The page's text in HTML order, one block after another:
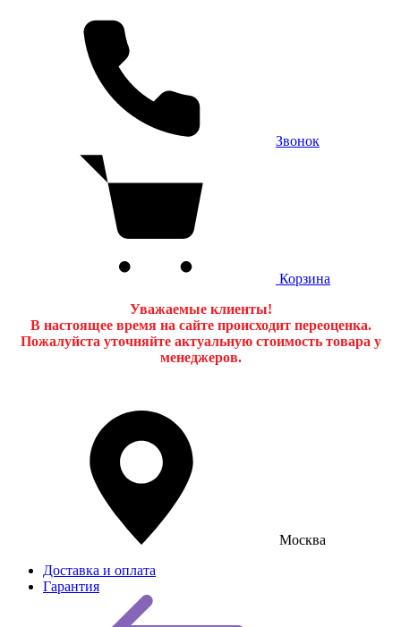
Звонок
Корзина
Уважаемые клиенты!
В настоящее время на сайте происходит переоценка.
Пожалуйста уточняйте актуальную стоимость товара у
менеджеров.
Москва
Доставка и оплата
Гарантия